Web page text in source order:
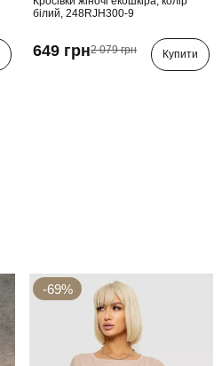
білий, 248RJH300-9
649 грн2 079 грн Купити
-69%